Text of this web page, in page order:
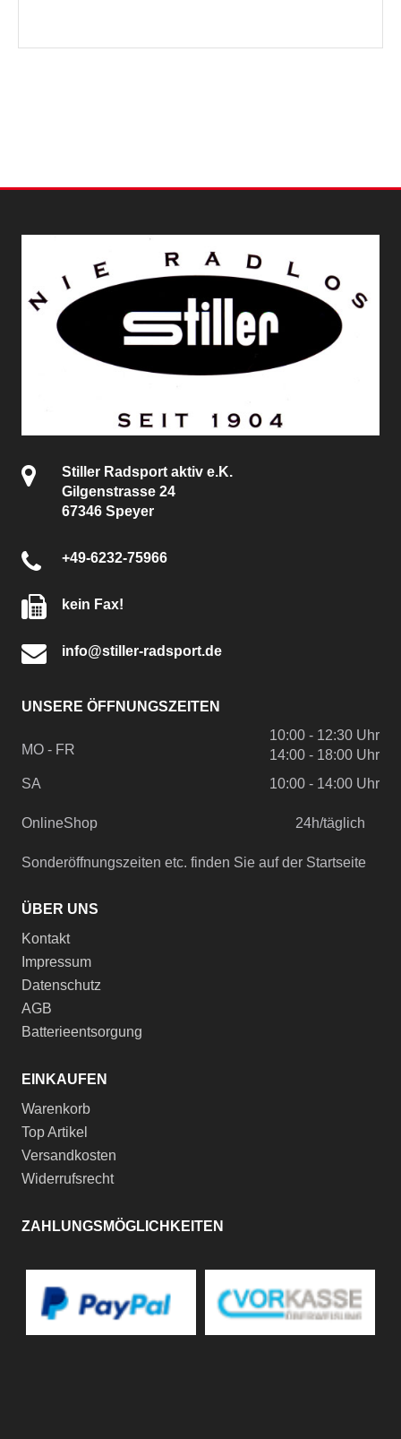
Stiller Radsport aktiv e.K.
Gilgenstrasse 24
67346 Speyer
+49-6232-75966
kein Fax!
info@stiller-radsport.de
UNSERE ÖFFNUNGSZEITEN
MO - FR
10:00 - 12:30 Uhr
14:00 - 18:00 Uhr
SA
10:00 - 14:00 Uhr
OnlineShop 24h/täglich
Sonderöffnungszeiten etc. finden Sie auf der Startseite
ÜBER UNS
Kontakt
Impressum
Datenschutz
AGB
Batterieentsorgung
EINKAUFEN
Warenkorb
Top Artikel
Versandkosten
Widerrufsrecht
ZAHLUNGSMÖGLICHKEITEN